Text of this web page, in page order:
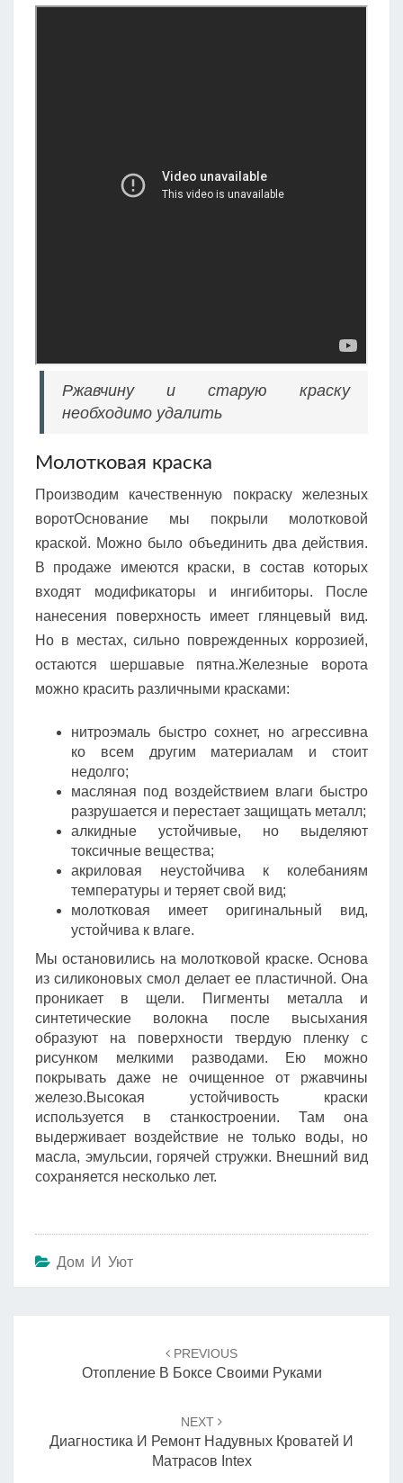
Ржавчину и старую краску
необходимо удалить
Молотковая краска
Производим качественную покраску железных
воротОснование мы покрыли молотковой
краской. Можно было объединить два действия.
В продаже имеются краски, в состав которых
входят модификаторы и ингибиторы. После
нанесения поверхность имеет глянцевый вид.
Но в местах, сильно поврежденных коррозией,
остаются шершавые пятна.Железные ворота
можно красить различными красками:
нитроэмаль быстро сохнет, но агрессивна
ко всем другим материалам и стоит
недолго;
масляная под воздействием влаги быстро
разрушается и перестает защищать металл;
алкидные устойчивые, но выделяют
токсичные вещества;
акриловая неустойчива к колебаниям
температуры и теряет свой вид;
молотковая имеет оригинальный вид,
устойчива к влаге.
Мы остановились на молотковой краске. Основа
из силиконовых смол делает ее пластичной. Она
проникает в щели. Пигменты металла и
синтетические волокна после высыхания
образуют на поверхности твердую пленку с
рисунком мелкими разводами. Ею можно
покрывать даже не очищенное от ржавчины
железо.Высокая устойчивость краски
используется в станкостроении. Там она
выдерживает воздействие не только воды, но
масла, эмульсии, горячей стружки. Внешний вид
сохраняется несколько лет.
Дом И Уют
записям
PREVIOUS
Отопление В Боксе Своими Руками
NEXT
Диагностика И Ремонт Надувных Кроватей И
Матрасов Intex